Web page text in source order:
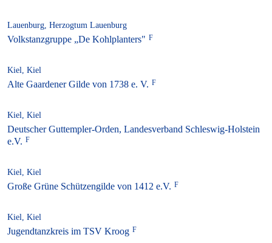
Lauenburg, Herzogtum Lauenburg
Volkstanzgruppe „De Kohlplanters"
Kiel, Kiel
Alte Gaardener Gilde von 1738 e. V.
Kiel, Kiel
Deutscher Guttempler-Orden, Landesverband Schleswig-Holstein
e.V.
Kiel, Kiel
Große Grüne Schützengilde von 1412 e.V.
Kiel, Kiel
Jugendtanzkreis im TSV Kroog